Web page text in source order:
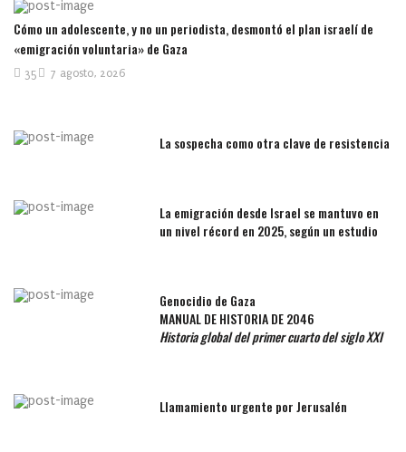
Cómo un adolescente, y no un periodista, desmontó el plan israelí de
«emigración voluntaria» de Gaza
7 agosto, 2026
35
La sospecha como otra clave de resistencia
La emigración desde Israel se mantuvo en
un nivel récord en 2025, según un estudio
Genocidio de Gaza
MANUAL DE HISTORIA DE 2046
Historia global del primer cuarto del siglo XXI
Llamamiento urgente por Jerusalén